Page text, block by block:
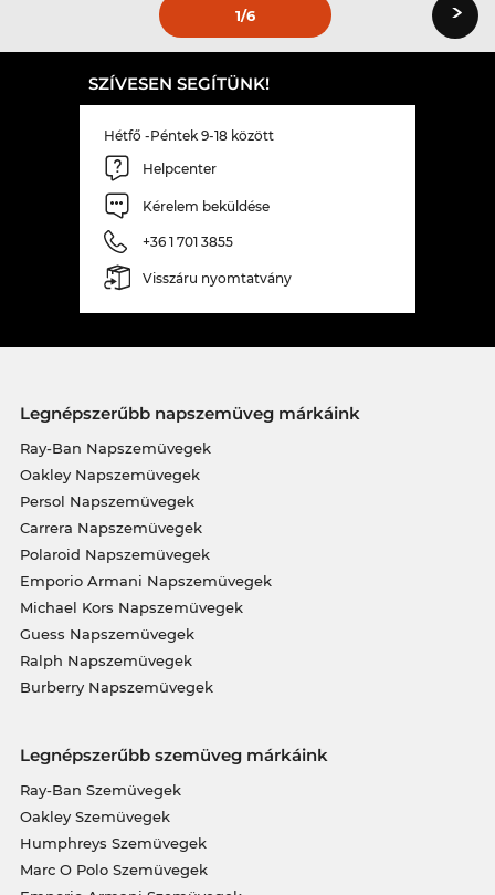
1/6 ›
SZÍVESEN SEGÍTÜNK!
Hétfő -Péntek 9-18 között
Helpcenter
Kérelem beküldése
+36 1 701 3855
Visszáru nyomtatvány
Legnépszerűbb napszemüveg márkáink
Ray-Ban Napszemüvegek
Oakley Napszemüvegek
Persol Napszemüvegek
Carrera Napszemüvegek
Polaroid Napszemüvegek
Emporio Armani Napszemüvegek
Michael Kors Napszemüvegek
Guess Napszemüvegek
Ralph Napszemüvegek
Burberry Napszemüvegek
Legnépszerűbb szemüveg márkáink
Ray-Ban Szemüvegek
Oakley Szemüvegek
Humphreys Szemüvegek
Marc O Polo Szemüvegek